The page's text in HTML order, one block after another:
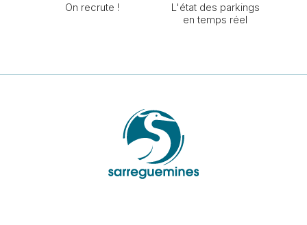
On recrute !
L'état des parkings
en temps réel